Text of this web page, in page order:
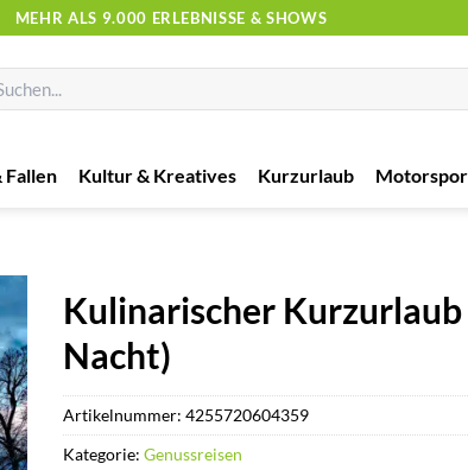
MEHR ALS 9.000 ERLEBNISSE & SHOWS
Fallen Kultur & Kreatives Kurzurlaub
Kulinarischer Kurzurlaub
Nacht)
Artikelnummer:4255720604359
Kategorie:Genussreisen